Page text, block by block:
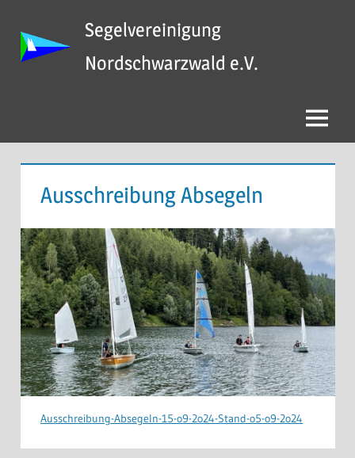
Inhalt
springen
Segelvereinigung
Nordschwarzwald e.V.
Menü
Ausschreibung Absegeln
Ausschreibung-Absegeln-15-o9-2o24-Stand-o5-o9-2o24